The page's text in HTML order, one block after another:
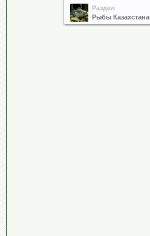
Раздел
Рыбы Казахстана